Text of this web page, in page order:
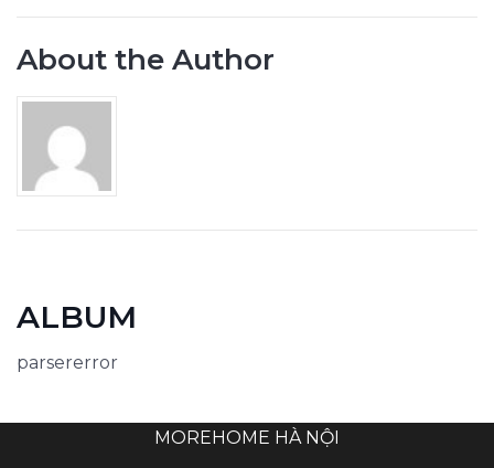
About the Author
ALBUM
parsererror
MOREHOME HÀ NỘI